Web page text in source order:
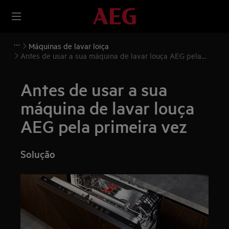
Máquinas de lavar loiça
Antes de usar a sua máquina de lavar louça AEG pela
Antes de usar a sua
máquina de lavar louça
AEG pela primeira vez
Solução